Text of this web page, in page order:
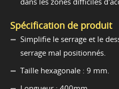
Spécification de produit
Simplifie le serrage et le
serrage mal positionnés.
Taille hexagonale : 9 mm.